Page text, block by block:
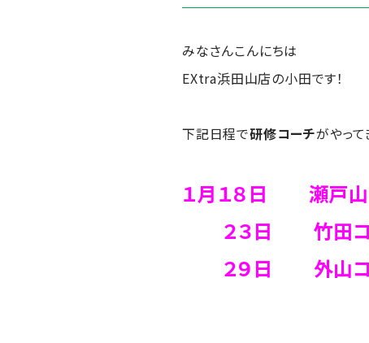
みなさんこんにちは
EXtra浜田山店の小田です！
下記日程で研修コーチがやって
１月１８日 瀬戸山
２３日 竹田コ
２９日 外山コ